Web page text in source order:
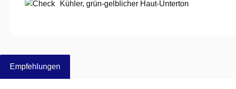
Kühler, grün-gelblicher Haut-Unterton
Empfehlungen